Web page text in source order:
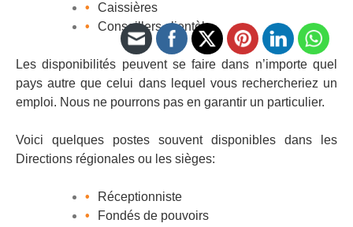
Caissières
Conseillers clientèle
Les disponibilités peuvent se faire dans n’importe quel
pays autre que celui dans lequel vous rechercheriez un
emploi. Nous ne pourrons pas en garantir un particulier.
Voici quelques postes souvent disponibles dans les
Directions régionales ou les sièges:
Réceptionniste
Fondés de pouvoirs